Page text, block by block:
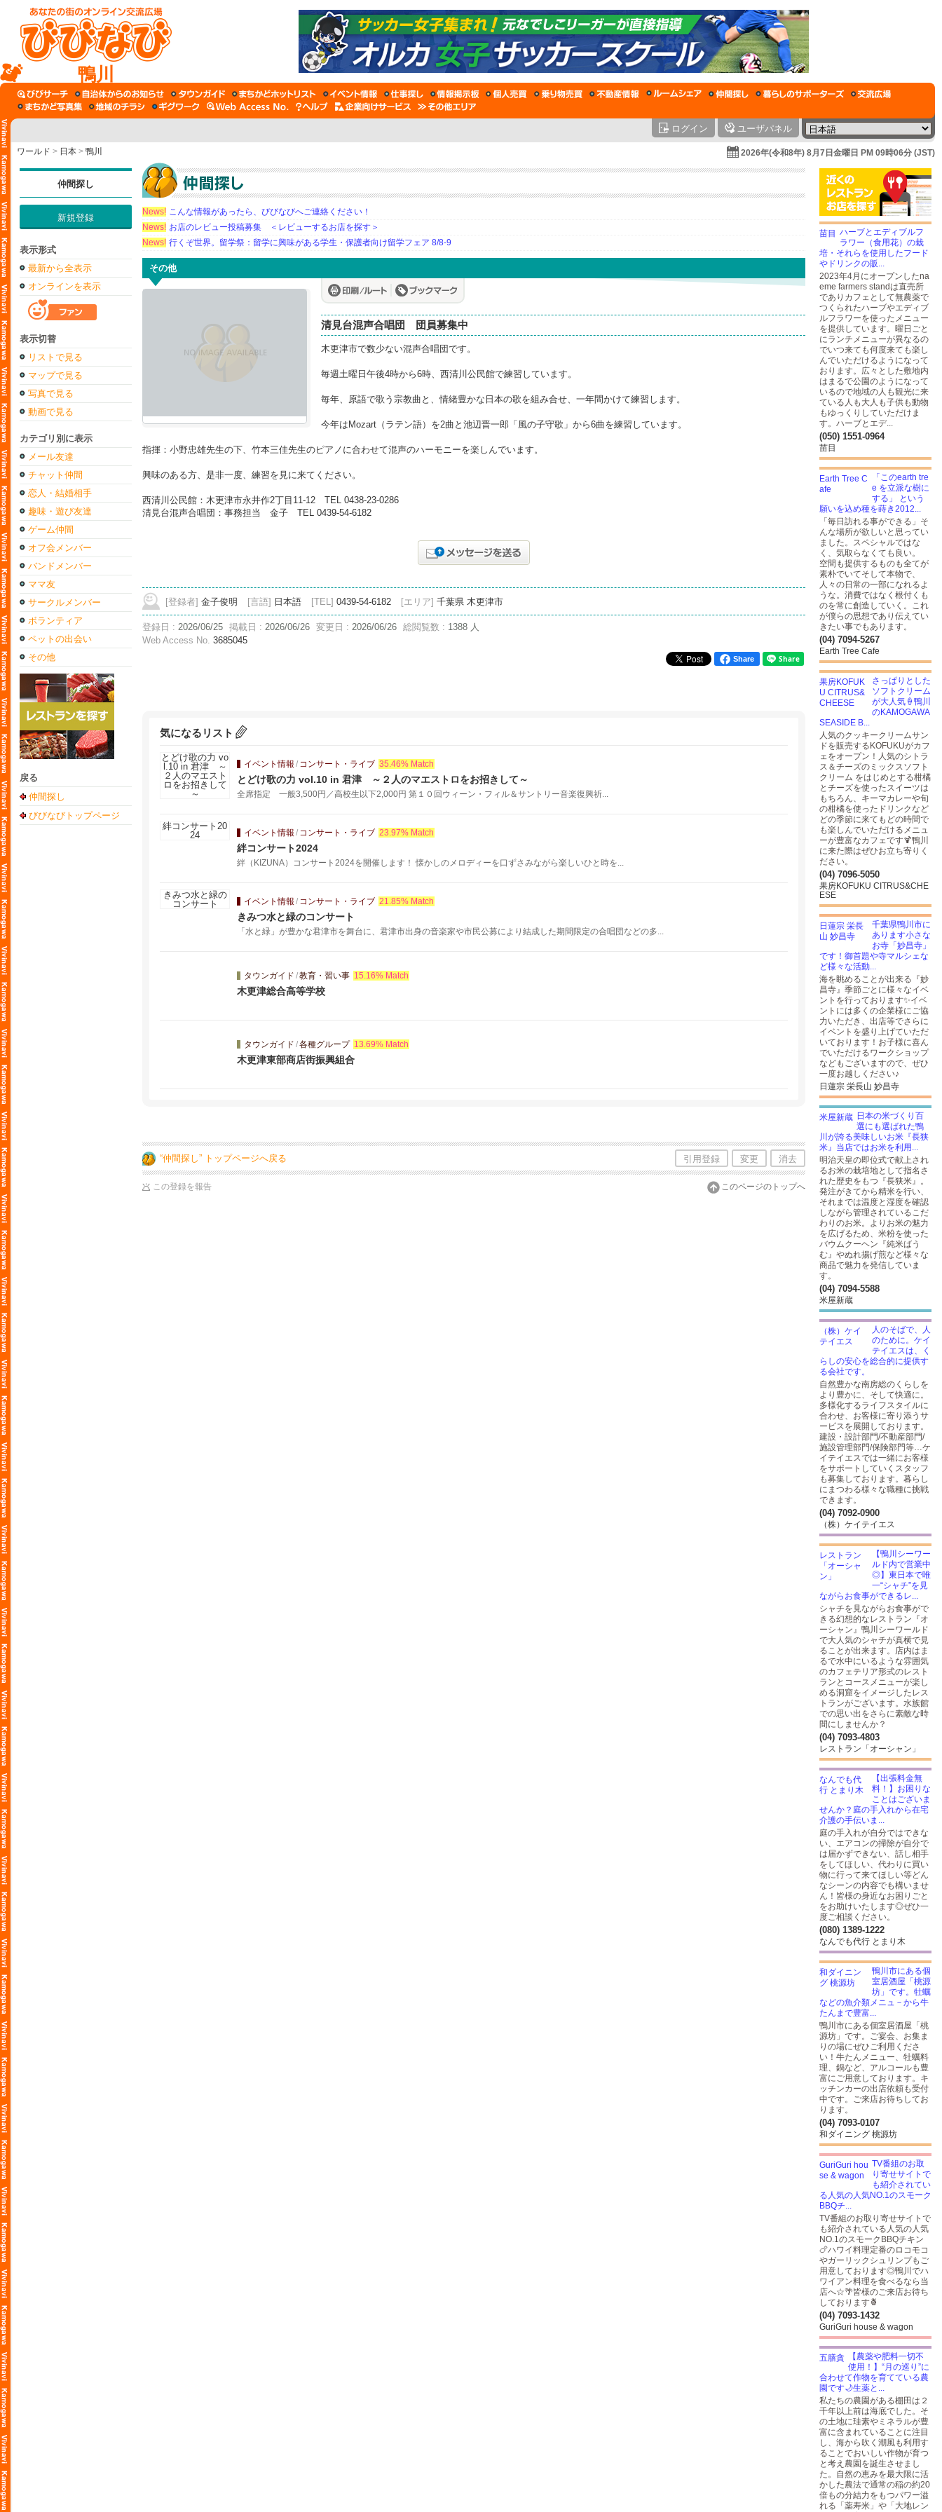
鴨川
ログイン ユーザパネル
ワールド > 日本 > 鴨川 2026年(令和8年) 8月7日金曜日 PM 09時06分 (JST)
仲間探し
新規登録
表示形式
最新から全表示
オンラインを表示
表示切替
リストで見る
マップで見る
写真で見る
動画で見る
カテゴリ別に表示
メール友達
チャット仲間
恋人・結婚相手
趣味・遊び友達
ゲーム仲間
オフ会メンバー
バンドメンバー
ママ友
サークルメンバー
ボランティア
ペットの出会い
その他
戻る
仲間探し
びびなびトップページ
News! こんな情報があったら、びびなびへご連絡ください！
News! お店のレビュー投稿募集 ＜レビューするお店を探す＞
News! 行くぞ世界。留学祭：留学に興味がある学生・保護者向け留学フェア 8/8-9
その他
清見台混声合唱団 団員募集中
木更津市で数少ない混声合唱団です。
毎週土曜日午後4時から6時、西清川公民館で練習しています。
毎年、原語で歌う宗教曲と、情緒豊かな日本の歌を組み合せ、一年間かけて練習します。
今年はMozart（ラテン語）を2曲と池辺晋一郎「風の子守歌」から6曲を練習しています。
指揮：小野忠雄先生の下、竹本三佳先生のピアノに合わせて混声のハーモニーを楽しんでいます。
興味のある方、是非一度、練習を見に来てください。
西清川公民館：木更津市永井作2丁目11-12 TEL 0438-23-0286
清見台混声合唱団：事務担当 金子 TEL 0439-54-6182
[登録者] 金子俊明 [言語] 日本語 [TEL] 0439-54-6182 [エリア] 千葉県 木更津市
登録日 : 2026/06/25 掲載日 : 2026/06/26 変更日 : 2026/06/26 総閲覧数 : 1388 人
Web Access No. 3685045
Share
気になるリスト
イベント情報 / コンサート・ライブ 35.46% Match
とどけ歌の力 vol.10 in 君津 ～２人のマエストロをお招きして～
全席指定 一般3,500円／高校生以下2,000円 第１０回ウィーン・フィル＆サントリー音楽復興祈...
イベント情報 / コンサート・ライブ 23.97% Match
絆コンサート2024
絆（KIZUNA）コンサート2024を開催します！ 懐かしのメロディーを口ずさみながら楽しいひと時を...
イベント情報 / コンサート・ライブ 21.85% Match
きみつ水と緑のコンサート
「水と緑」が豊かな君津市を舞台に、君津市出身の音楽家や市民公募により結成した期間限定の合唱団などの多...
タウンガイド /教育・習い事 15.16% Match
木更津総合高等学校
タウンガイド /各種グループ 13.69% Match
木更津東部商店街振興組合
“仲間探し” トップページへ戻る 引用登録 変更 消去
この登録を報告 このページのトップへ
ハーブとエディブルフ
ラワー（食用花）の栽
培・それらを使用したフード
やドリンクの販...
2023年4月にオープンしたna
eme farmers standは直売所
でありカフェとして無農薬で
つくられたハーブやエディブ
ルフラワーを使ったメニュー
を提供しています。曜日ごと
にランチメニューが異なるの
でいつ来ても何度来ても楽し
んでいただけるようになって
おります。広々とした敷地内
はまるで公園のようになって
いるので地域の人も観光に来
ている人も大人も子供も動物
もゆっくりしていただけま
す。ハーブとエデ...
(050) 1551-0964
苗目
「このearth tre
e を立派な樹に
する」 という
願いを込め種を蒔き2012...
「毎日訪れる事ができる」そ
んな場所が欲しいと思ってい
ました。スペシャルではな
く、気取らなくても良い。
空間も提供するものも全てが
素朴でいてそして本物で、
人々の日常の一部になれるよ
うな。消費ではなく根付くも
のを常に創造していく。これ
が僕らの思想であり伝えてい
きたい事でもあります。
(04) 7094-5267
Earth Tree Cafe
さっぱりとした
ソフトクリーム
が大人気🍦鴨川
のKAMOGAWA
SEASIDE B...
人気のクッキークリームサン
ドを販売するKOFUKUがカフ
ェをオープン！人気のシトラ
ス＆チーズのミックスソフト
クリーム をはじめとする柑橘
とチーズを使ったスイーツは
もちろん、キーマカレーや旬
の柑橘を使ったドリンクなど
どの季節に来てもどの時間で
も楽しんでいただけるメニュ
ーが豊富なカフェです🍹鴨川
に来た際はぜひお立ち寄りく
ださい。
(04) 7096-5050
果房KOFUKU CITRUS&CHE
ESE
千葉県鴨川市に
あります小さな
お寺「妙昌寺」
です！御首題や寺マルシェな
ど様々な活動...
海を眺めることが出来る『妙
昌寺』季節ごとに様々なイベ
ントを行っております✨イベ
ントには多くの企業様にご協
力いただき、出店等でさらに
イベントを盛り上げていただ
いております！お子様に喜ん
でいただけるワークショップ
などもございますので、ぜひ
一度お越しください♪
日蓮宗 栄長山 妙昌寺
日本の米づくり百
選にも選ばれた鴨
川が誇る美味しいお米『長狭
米』当店ではお米を利用...
明治天皇の即位式で献上され
るお米の栽培地として指名さ
れた歴史をもつ『長狭米』。
発注がきてから精米を行い、
それまでは温度と湿度を確認
しながら管理されているこだ
わりのお米。よりお米の魅力
を広げるため、米粉を使った
バウムクーヘン『純米ばう
む』やぬれ揚げ煎など様々な
商品で魅力を発信していま
す。
(04) 7094-5588
米屋新蔵
人のそばで、人
のために。ケイ
テイエスは、く
らしの安心を総合的に提供す
る会社です。
自然豊かな南房総のくらしを
より豊かに、そして快適に。
多様化するライフスタイルに
合わせ、お客様に寄り添うサ
ービスを展開しております。
建設・設計部門/不動産部門/
施設管理部門/保険部門等…ケ
イテイエスでは一緒にお客様
をサポートしていくスタッフ
も募集しております。暮らし
にまつわる様々な職種に挑戦
できます。
(04) 7092-0900
（株）ケイテイエス
【鴨川シーワー
ルド内で営業中
◎】東日本で唯
一“シャチ”を見
ながらお食事ができるレ...
シャチを見ながらお食事がで
きる幻想的なレストラン『オ
ーシャン』鴨川シーワールド
で大人気のシャチが真横で見
ることが出来ます。店内はま
るで水中にいるような雰囲気
のカフェテリア形式のレスト
ランとコースメニューが楽し
める洞窟をイメージしたレス
トランがございます。水族館
での思い出をさらに素敵な時
間にしませんか？
(04) 7093-4803
レストラン「オーシャン」
【出張料金無
料！】お困りな
ことはございま
せんか？庭の手入れから在宅
介護の手伝いま...
庭の手入れが自分ではできな
い、エアコンの掃除が自分で
は届かずできない、話し相手
をしてほしい、代わりに買い
物に行って来てほしい等どん
なシーンの内容でも構いませ
ん！皆様の身近なお困りごと
をお助けいたします◎ぜひ一
度ご相談ください。
(080) 1389-1222
なんでも代行 とまり木
鴨川市にある個
室居酒屋「桃源
坊」です。牡蠣
などの魚介類メニュ－から牛
たんまで豊富...
鴨川市にある個室居酒屋「桃
源坊」です。ご宴会、お集ま
りの場にぜひご利用くださ
い！牛たんメニュー、牡蠣料
理、鍋など、アルコールも豊
富にご用意しております。キ
ッチンカーの出店依頼も受付
中です。ご来店お待ちしてお
ります。
(04) 7093-0107
和ダイニング 桃源坊
TV番組のお取
り寄せサイトで
も紹介されてい
る人気の人気NO.1のスモーク
BBQチ...
TV番組のお取り寄せサイトで
も紹介されている人気の人気
NO.1のスモークBBQチキン
🍗ハワイ料理定番のロコモコ
やガーリックシュリンプもご
用意しております◎鴨川でハ
ワイアン料理を食べるなら当
店へ☆🌴皆様のご来店お待ち
しております🍍
(04) 7093-1432
GuriGuri house & wagon
【農薬や肥料一切不
使用！】“月の巡り”に
合わせて作物を育てている農
園です🌙生薬と...
私たちの農園がある棚田は２
千年以上前は海底でした。そ
の土地に珪素やミネラルが豊
富に含まれていることに注目
し、海から吹く潮風も利用す
ることでおいしい作物が育つ
と考え農園を誕生させまし
た。自然の恵みを最大限に活
かした農法で通常の稲の約20
倍もの分結力をもつパワー溢
れる「薬寿米」や「大地レン